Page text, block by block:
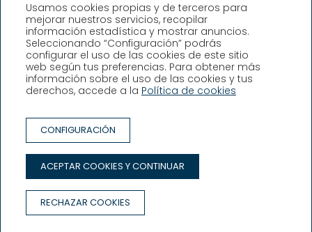
Hotel Llafranch
Plaça Promontori, 2, Llafranc,
Girona (España)
T. +34 972 30 02 08
CONDICIONES DE RESERVA
AVISO LEGAL
POLÍTICA DE PRIVACIDAD
POLÍTICA DE COOKIES
Usamos cookies propias y de terceros para
mejorar nuestros servicios, recopilar
información estadística y mostrar anuncios.
Seleccionando “Configuración” podrás
configurar el uso de las cookies de este sitio
web según tus preferencias. Para obtener más
información sobre el uso de las cookies y tus
derechos, accede a la Política de cookies
CONFIGURACIÓN
ACEPTAR COOKIES Y CONTINUAR
RECHAZAR COOKIES